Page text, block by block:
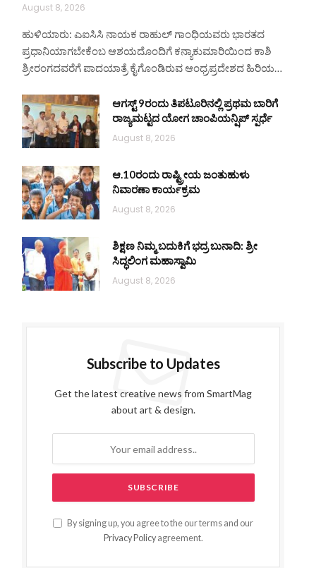
August 8, 2026
ಹುಳಿಯಾರು: ಎಐಸಿಸಿ ನಾಯಕ ರಾಹುಲ್ ಗಾಂಧಿಯವರು ಭಾರತದ
ಪ್ರಧಾನಿಯಾಗಬೇಕೆಂಬ ಆಶಯದೊಂದಿಗೆ ಕನ್ಯಾಕುಮಾರಿಯಿಂದ ಕಾಶಿ
ಶ್ರೀರಂಗದವರೆಗೆ ಪಾದಯಾತ್ರೆ ಕೈಗೊಂಡಿರುವ ಆಂಧ್ರಪ್ರದೇಶದ ಹಿರಿಯ…
ಆಗಸ್ಟ್ 9ರಂದು ತಿಪಟೂರಿನಲ್ಲಿ ಪ್ರಥಮ ಬಾರಿಗೆ
ರಾಜ್ಯಮಟ್ಟದ ಯೋಗ ಚಾಂಪಿಯನ್ಷಿಪ್ ಸ್ಪರ್ಧೆ
August 8, 2026
ಆ.10ರಂದು ರಾಷ್ಟ್ರೀಯ ಜಂತುಹುಳು
ನಿವಾರಣಾ ಕಾರ್ಯಕ್ರಮ
August 8, 2026
ಶಿಕ್ಷಣ ನಿಮ್ಮ ಬದುಕಿಗೆ ಭದ್ರ ಬುನಾದಿ: ಶ್ರೀ
ಸಿದ್ಧಲಿಂಗ ಮಹಾಸ್ವಾಮಿ
August 8, 2026
Subscribe to Updates
Get the latest creative news from SmartMag
about art & design.
By signing up, you agree to the our terms and our
Privacy Policyagreement.